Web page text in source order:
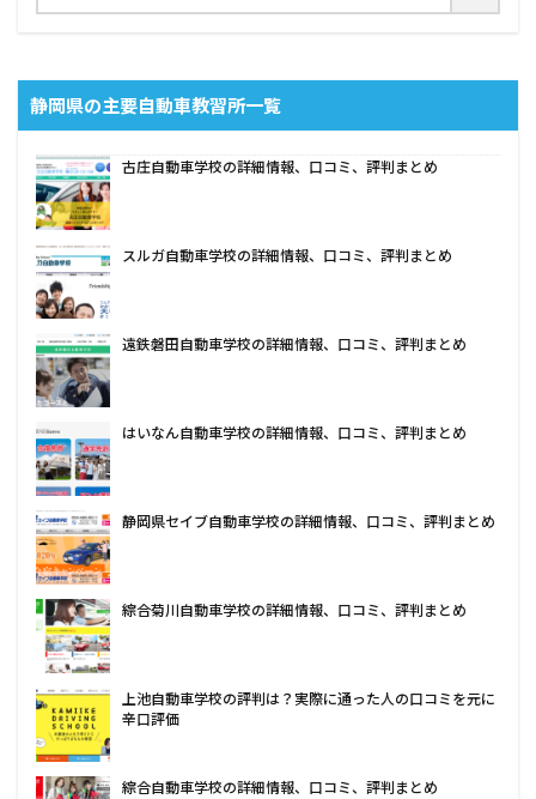
静岡県の主要自動車教習所一覧
古庄自動車学校の詳細情報、口コミ、評判まとめ
スルガ自動車学校の詳細情報、口コミ、評判まとめ
遠鉄磐田自動車学校の詳細情報、口コミ、評判まとめ
はいなん自動車学校の詳細情報、口コミ、評判まとめ
静岡県セイブ自動車学校の詳細情報、口コミ、評判まとめ
綜合菊川自動車学校の詳細情報、口コミ、評判まとめ
上池自動車学校の評判は？実際に通った人の口コミを元に
辛口評価
綜合自動車学校の詳細情報、口コミ、評判まとめ